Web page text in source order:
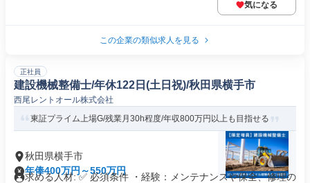
気になる
この企業の類似求人を見る
正社員
建設機械整備士/年休122日(土日祝)/秋田県横手市
西尾レントオール株式会社
東証プライム上場G/残業月30h程度/年収800万円以上も目指せる
秋田県横手市
年俸400万円～550万円
求める人材: ✅ 必須条件 ・経験：メンテナンスや保全、修理の